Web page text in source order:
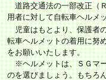
道路交通法の一部改正（
用者に対して自転車ヘルメ
児童はもとより、保護者
転車ヘルメットの着用に努
をお願いいたします。
※ヘルメットは、ＳＧマ
のを選びましょう。もちろ